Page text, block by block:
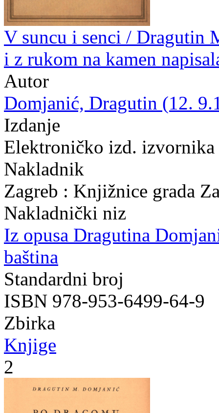
V suncu i senci / Dragutin
i z rukom na kamen
Autor
Domjanić, Dragutin (12.
Izdanje
Elektroničko izd.
Nakladnik
Zagreb : Knjižnice grada
Nakladnički niz
Iz opusa Dragutina
baština
Standardni broj
ISBN 978-953-6499-64-9
Zbirka
Knjige
2